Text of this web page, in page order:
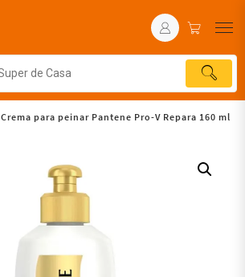
Crema para peinar Pantene Pro-V Repara 160 ml